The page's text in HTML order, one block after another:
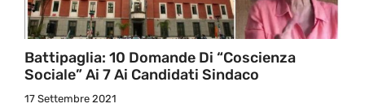
Battipaglia: 10 Domande Di “Coscienza
Sociale” Ai 7 Ai Candidati Sindaco
17 Settembre 2021